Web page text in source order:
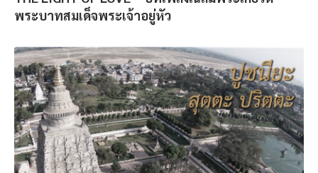
พระบาทสมเด็จพระเจ้าอยู่หัว